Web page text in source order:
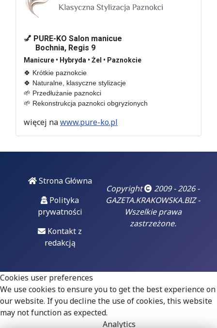
01
Hotel De Niro –
sprawa nie taka
znów lokalna
Wydawać by się
mogło, że mówimy o
sprawie lokalnej...
"Czarzasty już
dobrze wie, że
czas jego
błazenady się
skończył, prąd
Włodzimierz
Czarzasty - co trzeba
stale powtarzać...
💅 PURE-KO Salon manicue
Bochnia, Regis 9
Manicure • Hybryda • Żel • Paznokcie
🍀 Krótkie paznokcie
🍀 Naturalne, klasyczne stylizacje
🌱 Przedłużanie paznokci
🌱 Rekonstrukcja paznokci obgryzionych
więcej nawww.pure-ko.pl
Strona Główna
Polityka
prywatności
Kontakt z
redakcją
Copyright
2009 - 2026 -
GAZETA.KRAKOWSKA.BIZ -
Wszelkie prawa
zastrzeżone.
Cookies user preferences
We use cookies to ensure you to get the best experience on
our website. If you decline the use of cookies, this website
may not function as expected.
Analytics